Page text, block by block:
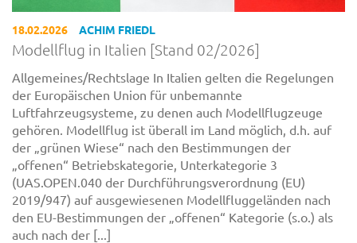
18.02.2026 ACHIM FRIEDL
Modellflug in Italien [Stand 02/2026]
Allgemeines/Rechtslage In Italien gelten die Regelungen
der Europäischen Union für unbemannte
Luftfahrzeugsysteme, zu denen auch Modellflugzeuge
gehören. Modellflug ist überall im Land möglich, d.h. auf
der „grünen Wiese“ nach den Bestimmungen der
„offenen“ Betriebskategorie, Unterkategorie 3
(UAS.OPEN.040 der Durchführungsverordnung (EU)
2019/947) auf ausgewiesenen Modellfluggeländen nach
den EU-Bestimmungen der „offenen“ Kategorie (s.o.) als
auch nach der [...]